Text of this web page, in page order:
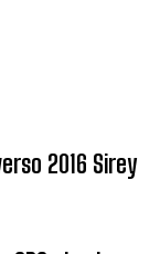
2016 Sirey